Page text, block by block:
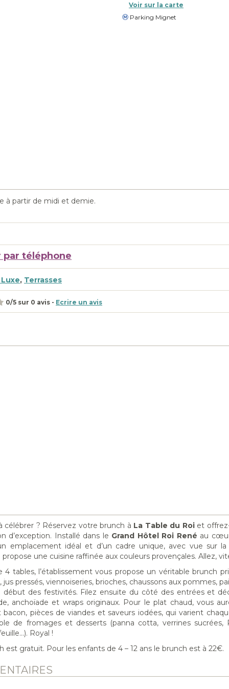
Voir sur la carte
Parking Mignet
à partir de midi et demie.
par téléphone
, Terrasses
0/5 sur 0 avis - Ecrire un avis
? Réservez votre brunch à La Table du Roiet
d’exception. Installé dans le Grand Hôtel Roi René au
emplacement idéal et d’un cadre unique, avec vue sur
une cuisine raffinée aux couleurs provençales. Allez,
tables, l’établissement vous propose un véritable brunch
pressés, viennoiseries, brioches, chaussons aux pommes,
début des festivités. Filez ensuite du côté des entrées et
anchoïade et wraps originaux. Pour le plat chaud, vous
pièces de viandes et saveurs iodées, qui varient
de fromages et desserts (panna cotta, verrines sucrées,
Royal !
est gratuit. Pour les enfants de 4 – 12 ans le brunch est à 22€.